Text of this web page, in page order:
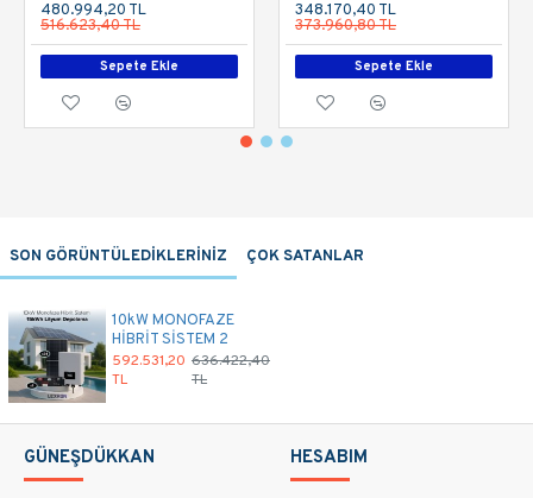
480.994,20 TL
516.623,40 TL
Sepete Ekle
348.170,40 TL
373.960,80 TL
Sepete Ekle
SON GÖRÜNTÜLEDİKLERİNİZ ÇOK SATANLAR
10kW MONOFAZE
HİBRİT SİSTEM 2
592.531,20
TL
636.422,40
TL
GÜNEŞDÜKKAN HESABIM